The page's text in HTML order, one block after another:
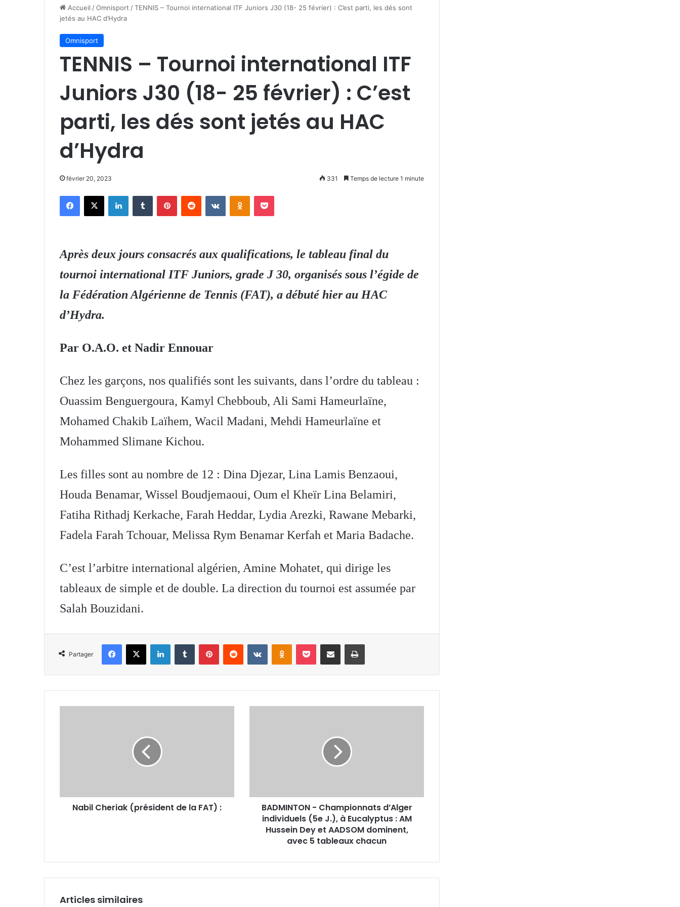
Accueil /Omnisport /TENNIS – Tournoi international ITF Juniors J30 (18- 25 février) : C’est parti, les dés sont
jetés au HAC d’Hydra
Omnisport
TENNIS – Tournoi international ITF
Juniors J30 (18- 25 février) : C’est
parti, les dés sont jetés au HAC
d’Hydra
février 20, 2023 331 Temps de lecture 1 minute
Facebook
X LinkedinTumblr PinterestReddit VKontakteOdnoklassniki
Pocket
Après deux jours consacrés aux qualifications, le tableau final du
tournoi international ITF Juniors, grade J 30, organisés sous l’égide de
la Fédération Algérienne de Tennis (FAT), a débuté hier au HAC
d’Hydra.
Par O.A.O. et Nadir Ennouar
Chez les garçons, nos qualifiés sont les suivants, dans l’ordre du tableau :
Ouassim Benguergoura, Kamyl Chebboub, Ali Sami Hameurlaïne,
Mohamed Chakib Laïhem, Wacil Madani, Mehdi Hameurlaïne et
Mohammed Slimane Kichou.
Les filles sont au nombre de 12 : Dina Djezar, Lina Lamis Benzaoui,
Houda Benamar, Wissel Boudjemaoui, Oum el Kheïr Lina Belamiri,
Fatiha Rithadj Kerkache, Farah Heddar, Lydia Arezki, Rawane Mebarki,
Fadela Farah Tchouar, Melissa Rym Benamar Kerfah et Maria Badache.
C’est l’arbitre international algérien, Amine Mohatet, qui dirige les
tableaux de simple et de double. La direction du tournoi est assumée par
Salah Bouzidani.
Partager
Facebook
X LinkedinTumblr PinterestReddit VKontakteOdnoklassniki
Pocket Partager par email Imprimer
Nabil Cheriak (président de la FAT) :
:
Hussein
5
BADMINTON - Championnats d’Alger
individuels (5e J.), à Eucalyptus : AM
Hussein Dey et AADSOM dominent,
avec 5 tableaux chacun
Articles similaires